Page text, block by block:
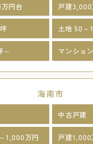
円台 戸建3,000
土地 50～
～ マンション
海南市
中古戸建
1,000万円 戸建1,000